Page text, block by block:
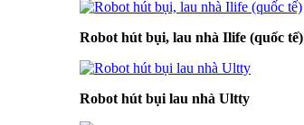
Robot hút bụi, lau nhà Ilife (quốc tế)
Robot hút bụi lau nhà Ultty